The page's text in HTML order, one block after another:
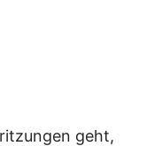
geht,